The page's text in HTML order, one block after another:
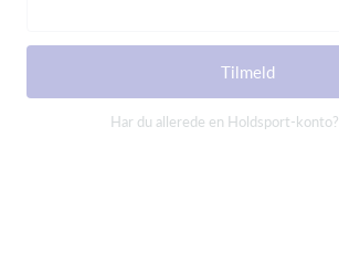
Tilmeld
Har du allerede en Holdsport-konto?